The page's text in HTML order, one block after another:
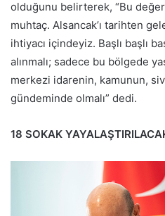
olduğunu belirterek, “Bu
muhtaç. Alsancak’ı tarihten
ihtiyacı içindeyiz. Başlı başlı
alınmalı; sadece bu bölgede
merkezi idarenin, kamunun,
gündeminde olmalı” dedi.
18 SOKAK